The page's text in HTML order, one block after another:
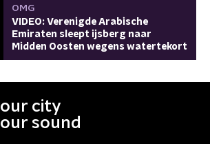
OMG
VIDEO: Verenigde Arabische
Emiraten sleept ijsberg naar
Midden Oosten wegens watertekort
city
sound